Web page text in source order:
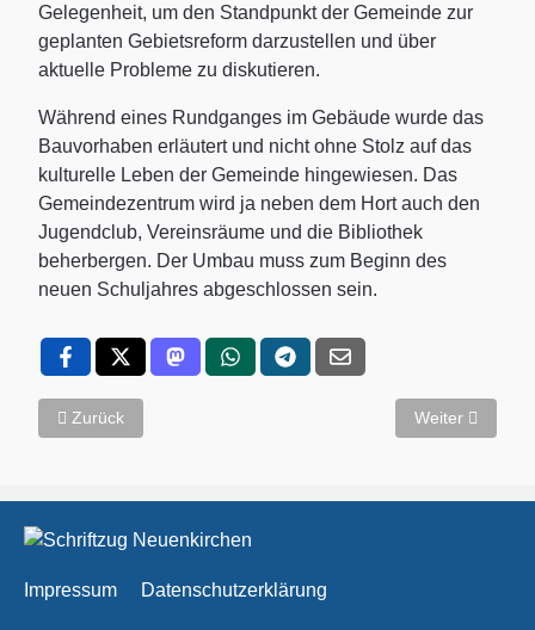
Gelegenheit, um den Standpunkt der Gemeinde zur
geplanten Gebietsreform darzustellen und über
aktuelle Probleme zu diskutieren.
Während eines Rundganges im Gebäude wurde das
Bauvorhaben erläutert und nicht ohne Stolz auf das
kulturelle Leben der Gemeinde hingewiesen. Das
Gemeindezentrum wird ja neben dem Hort auch den
Jugendclub, Vereinsräume und die Bibliothek
beherbergen. Der Umbau muss zum Beginn des
neuen Schuljahres abgeschlossen sein.
Vorheriger Beitrag: Jugendclub im neuen Domizil
Zurück Nächster
Weiter
Impressum Datenschutzerklärung